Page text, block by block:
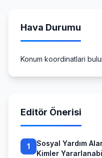
Hava Durumu
Konum koordinatlari
Editör Önerisi
1
Sosyal Yardım
Kimler